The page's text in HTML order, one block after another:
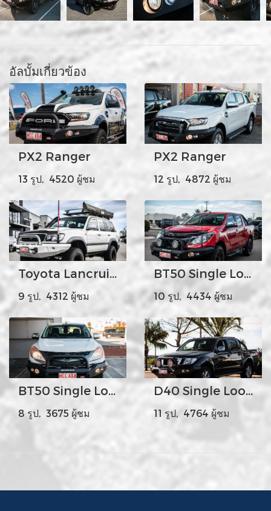
อัลบั้มเกี่ยวข้อง
PX2 Ranger
13 รูป, 4520 ผู้ชม
PX2 Ranger
12 รูป, 4872 ผู้ชม
Toyota Lancruiser 105 Rocker Bar
9 รูป, 4312 ผู้ชม
BT50 Single Loop
10 รูป, 4434 ผู้ชม
BT50 Single Loop
8 รูป, 3675 ผู้ชม
D40 Single Loop
11 รูป, 4764 ผู้ชม